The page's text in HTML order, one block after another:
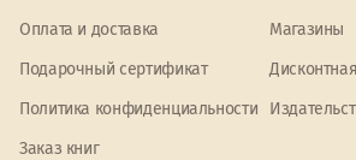
Оплата и доставка
Магазины
Подарочный сертификат
Политика конфиденциальности
Заказ книг